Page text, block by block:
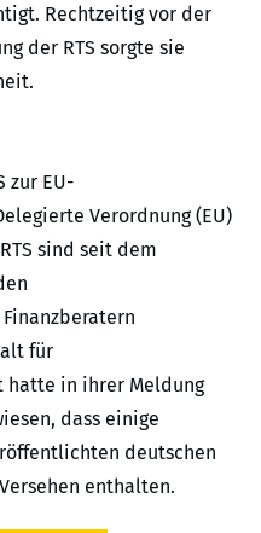
Rechtzeitig vor der
der RTS sorgte sie
zur EU-
Verordnung (EU)
sind seit dem
für
hatte in ihrer Meldung
dass einige
deutschen
enthalten.